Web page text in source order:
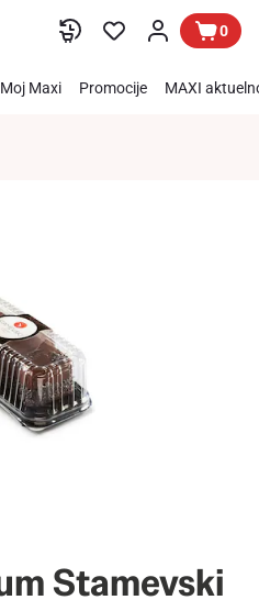
0
Moj Maxi Promocije MAXI
Stamevski